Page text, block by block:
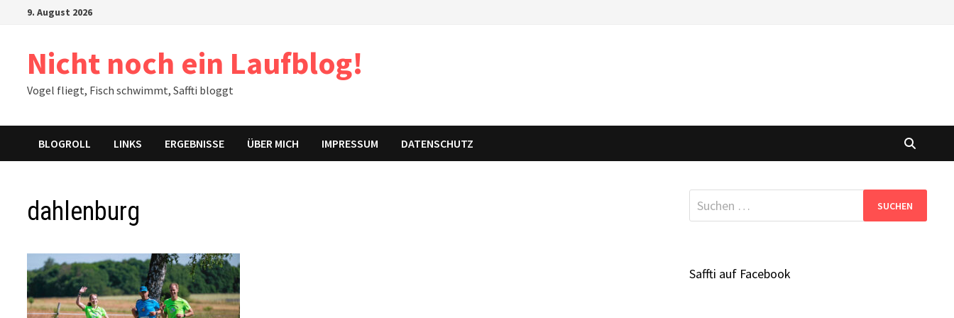
9. August 2026
Nicht noch ein Laufblog!
Vogel fliegt, Fisch schwimmt, Saffti bloggt
BLOGROLL LINKS ERGEBNISSE ÜBER MICH IMPRESSUM DATENSCHUTZ
dahlenburg
Suchen
nach:
Saffti auf Facebook